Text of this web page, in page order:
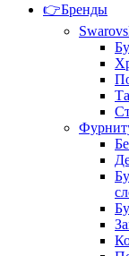
👉Бренды